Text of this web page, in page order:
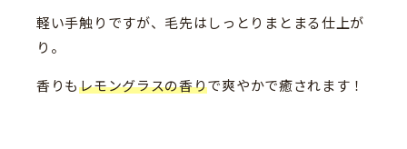
軽い手触りですが、毛先はしっとりまとまる仕上が
り。
香りもレモングラスの香りで爽やかで癒されます！